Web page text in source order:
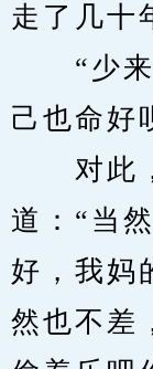
走了几十
“少来
己也命好
对此，
道：“当
好，我妈
然也不差